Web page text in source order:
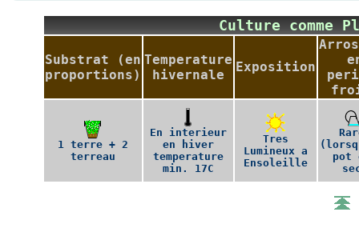
Culture
Substrat (en
proportions)
Temperature
hivernale
Exposition
1 terre + 2
terreau
En interieur
en hiver
temperature
min. 17C
Tres
Lumineux a
Ensoleille
pot